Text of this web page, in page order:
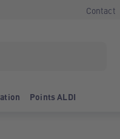
Contact
Points ALDI